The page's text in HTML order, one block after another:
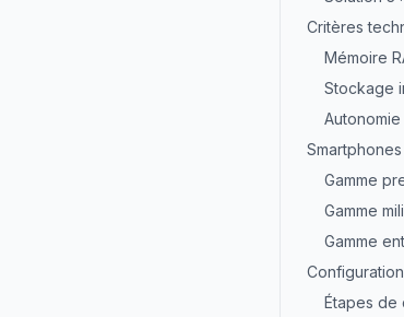
Critères
Mémoire
Stockage
Gamme
Gamme
Gamme
Étapes de